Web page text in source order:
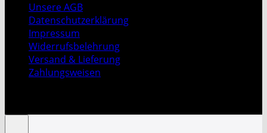
Unsere AGB
Datenschutzerklärung
Impressum
Widerrufsbelehrung
Versand & Lieferung
Zahlungsweisen